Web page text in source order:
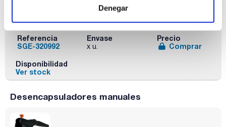
Denegar
flip-off
Referencia
SGE-320992
Envase
x u.
Precio
Comprar
Disponibilidad
Ver stock
Desencapsuladores manuales